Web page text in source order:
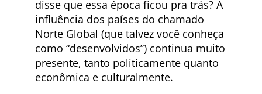
disse que essa época ficou pra trás? A
influência dos países do chamado
Norte Global (que talvez você conheça
como “desenvolvidos”) continua muito
presente, tanto politicamente quanto
econômica e culturalmente.